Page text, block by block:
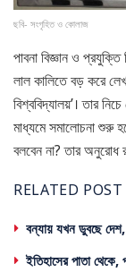
ছবি- সংগৃহিত ও কোলাজ
পাবনা বিজ্ঞান ও
লাল কালিতে বড় করে
বিশ্ববিদ্যালয়’। তার
মাধ্যমে সমালোচনা শুরু
বলবেন না? তার
RELATED POST
বন্যায় যখন ডুবছে
ইতিহাসের পাতা